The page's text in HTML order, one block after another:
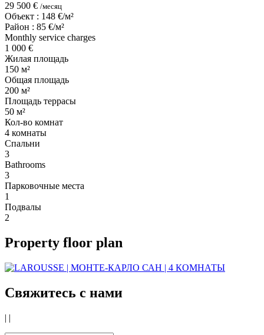
29 500 € /месяц
Объект : 148 €/м²
Район : 85 €/м²
Monthly service charges
1 000 €
Жилая площадь
150 м²
Общая площадь
200 м²
Площадь террасы
50 м²
Кол-во комнат
4 комнаты
Cпальни
3
Bathrooms
3
Парковочные места
1
Подвалы
2
Property floor plan
Свяжитесь с нами
| |